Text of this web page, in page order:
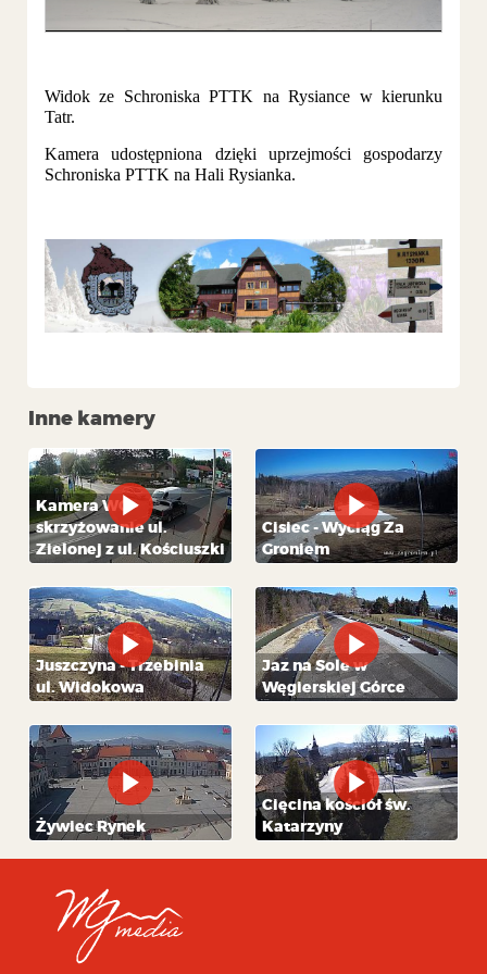
Widok ze Schroniska PTTK na Rysiance w kierunku
Tatr.
Kamera udostępniona dzięki uprzejmości gospodarzy
Schroniska PTTK na Hali Rysianka.
Inne kamery
Kamera WG -
skrzyżowanie ul.
Zielonej z ul. Kościuszki
Cisiec - Wyciąg Za
Groniem
Juszczyna - Trzebinia
ul. Widokowa
Jaz na Sole w
Węgierskiej Górce
Żywiec Rynek
Cięcina kościół św.
Katarzyny